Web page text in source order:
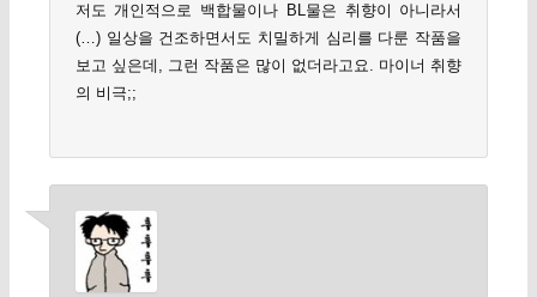
저도 개인적으로 백합물이나 BL물은 취향이 아니라서
(…) 일상을 건조하면서도 치밀하게 심리를 다룬 작품을
보고 싶은데, 그런 작품은 많이 없더라고요. 마이너 취향
의 비극;;